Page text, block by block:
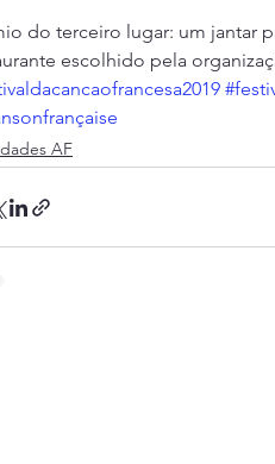
do terceiro lugar: um jantar
escolhido pela
AF